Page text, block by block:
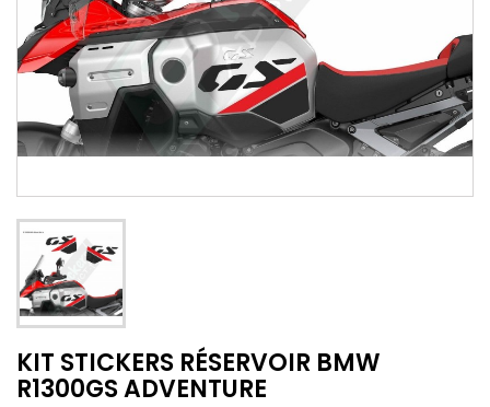
KIT STICKERS RÉSERVOIR BMW
R1300GS ADVENTURE